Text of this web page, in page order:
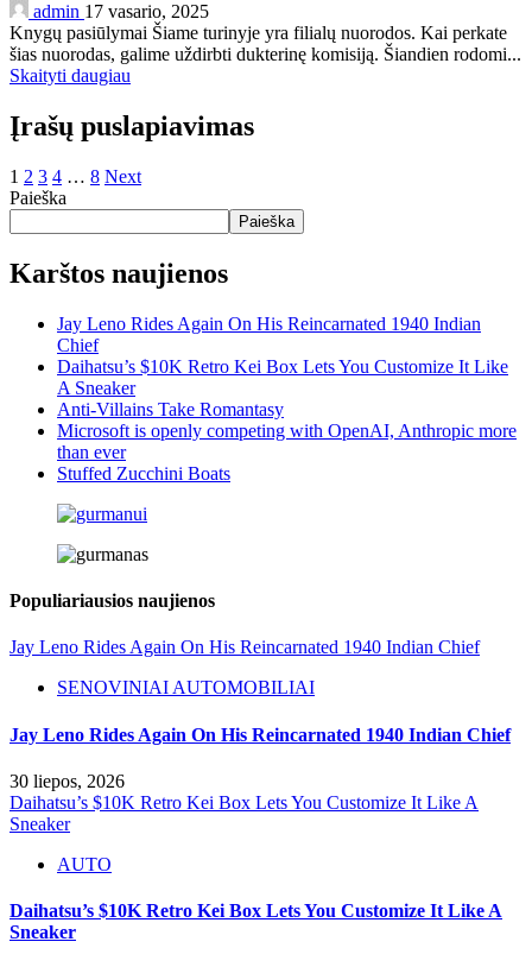
admin 17 vasario, 2025
Knygų pasiūlymai Šiame turinyje yra filialų nuorodos. Kai perkate
šias nuorodas, galime uždirbti dukterinę komisiją. Šiandien rodomi...
Skaityti daugiau
Įrašų puslapiavimas
1 2 3 4 … 8 Next
Paieška
Paieška
Karštos naujienos
Jay Leno Rides Again On His Reincarnated 1940 Indian
Chief
Daihatsu’s $10K Retro Kei Box Lets You Customize It Like
A Sneaker
Anti-Villains Take Romantasy
Microsoft is openly competing with OpenAI, Anthropic more
than ever
Stuffed Zucchini Boats
Populiariausios naujienos
Jay Leno Rides Again On His Reincarnated 1940 Indian Chief
SENOVINIAI AUTOMOBILIAI
Jay Leno Rides Again On His Reincarnated 1940 Indian Chief
30 liepos, 2026
Daihatsu’s $10K Retro Kei Box Lets You Customize It Like A
Sneaker
AUTO
Daihatsu’s $10K Retro Kei Box Lets You Customize It Like A
Sneaker